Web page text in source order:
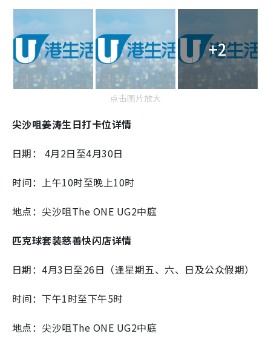
+2
点击图片放大
尖沙咀姜涛生日打卡位详情
日期： 4月2日至4月30日
时间：上午10时至晚上10时
地点：尖沙咀The ONE UG2中庭
匹克球套装慈善快闪店详情
日期：4月3日至26日（逢星期五、六、日及公众假期）
时间：下午1时至下午5时
地点：尖沙咀The ONE UG2中庭